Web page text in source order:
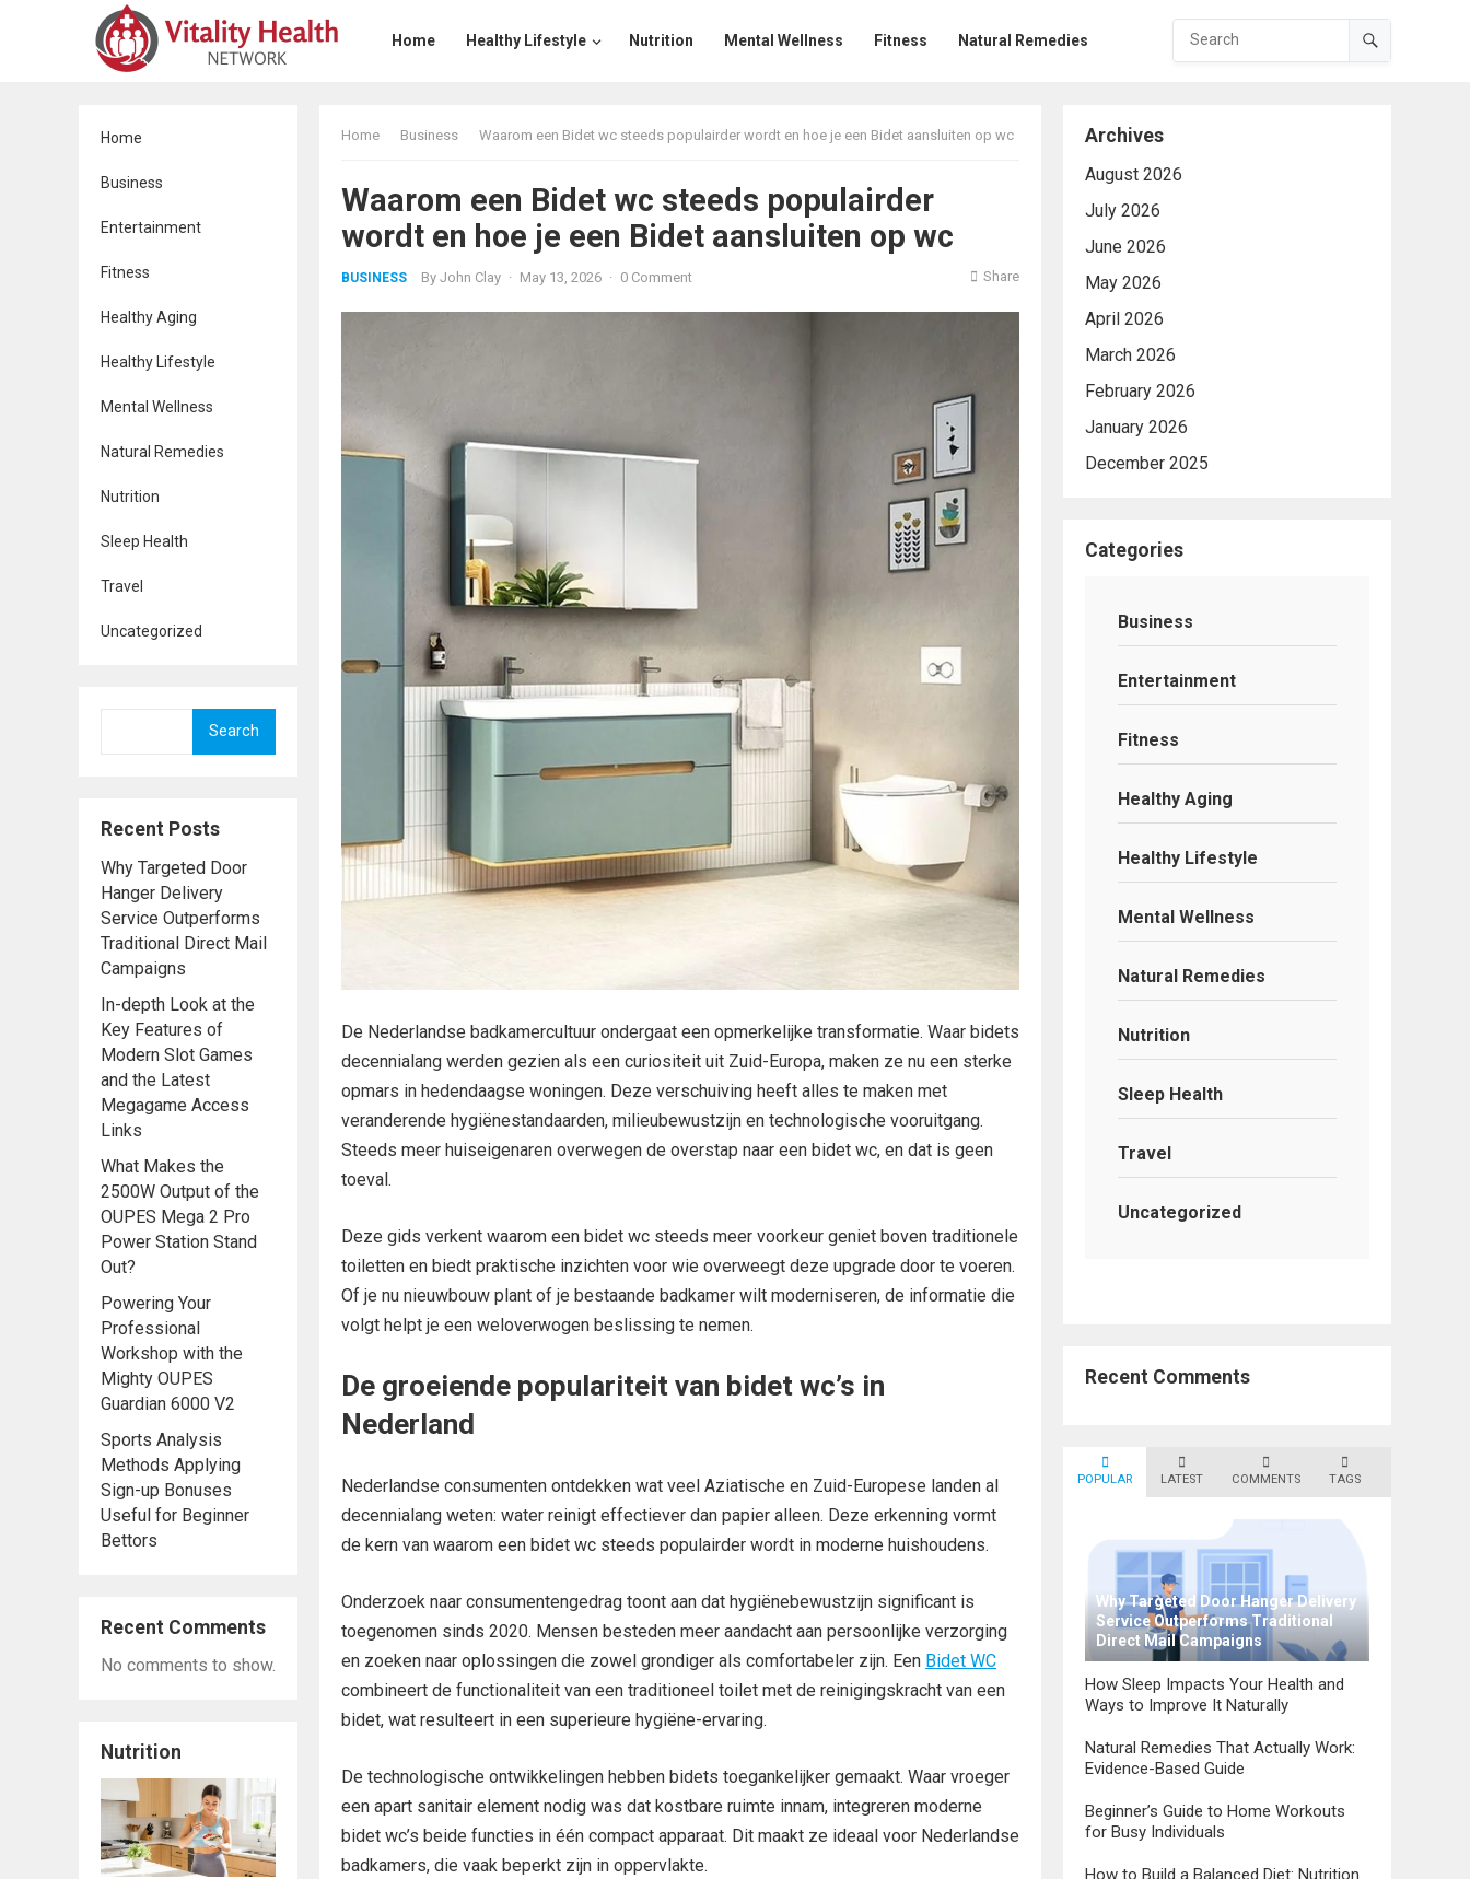
Home Healthy Lifestyle Nutrition Mental Wellness Fitness Natural Remedies
Home
Business
Entertainment
Fitness
Healthy Aging
Healthy Lifestyle
Mental Wellness
Natural Remedies
Nutrition
Sleep Health
Travel
Uncategorized
Search
Recent Posts
Why Targeted Door
Hanger Delivery
Service Outperforms
Traditional Direct Mail
Campaigns
In-depth Look at the
Key Features of
Modern Slot Games
and the Latest
Megagame Access
Links
What Makes the
2500W Output of the
OUPES Mega 2 Pro
Power Station Stand
Out?
Powering Your
Professional
Workshop with the
Mighty OUPES
Guardian 6000 V2
Sports Analysis
Methods Applying
Sign-up Bonuses
Useful for Beginner
Bettors
Recent Comments
No comments to show.
Nutrition
Home Business Waarom een Bidet wc steeds populairder wordt en hoe je een Bidet aansluiten op wc
Waarom een Bidet wc steeds populairder
wordt en hoe je een Bidet aansluiten op wc
BUSINESS By John Clay · May 13, 2026 · 0 Comment Share
De Nederlandse badkamercultuur ondergaat een opmerkelijke transformatie. Waar bidets
decennialang werden gezien als een curiositeit uit Zuid-Europa, maken ze nu een sterke
opmars in hedendaagse woningen. Deze verschuiving heeft alles te maken met
veranderende hygiënestandaarden, milieubewustzijn en technologische vooruitgang.
Steeds meer huiseigenaren overwegen de overstap naar een bidet wc, en dat is geen
toeval.
Deze gids verkent waarom een bidet wc steeds meer voorkeur geniet boven traditionele
toiletten en biedt praktische inzichten voor wie overweegt deze upgrade door te voeren.
Of je nu nieuwbouw plant of je bestaande badkamer wilt moderniseren, de informatie die
volgt helpt je een weloverwogen beslissing te nemen.
De groeiende populariteit van bidet wc’s in
Nederland
Nederlandse consumenten ontdekken wat veel Aziatische en Zuid-Europese landen al
decennialang weten: water reinigt effectiever dan papier alleen. Deze erkenning vormt
de kern van waarom een bidet wc steeds populairder wordt in moderne huishoudens.
Onderzoek naar consumentengedrag toont aan dat hygiënebewustzijn significant is
toegenomen sinds 2020. Mensen besteden meer aandacht aan persoonlijke verzorging
en zoeken naar oplossingen die zowel grondiger als comfortabeler zijn. Een Bidet WC
combineert de functionaliteit van een traditioneel toilet met de reinigingskracht van een
bidet, wat resulteert in een superieure hygiëne-ervaring.
De technologische ontwikkelingen hebben bidets toegankelijker gemaakt. Waar vroeger
een apart sanitair element nodig was dat kostbare ruimte innam, integreren moderne
bidet wc’s beide functies in één compact apparaat. Dit maakt ze ideaal voor Nederlandse
badkamers, die vaak beperkt zijn in oppervlakte.
Archives
August 2026
July 2026
June 2026
May 2026
April 2026
March 2026
February 2026
January 2026
December 2025
Categories
Business
Entertainment
Fitness
Healthy Aging
Healthy Lifestyle
Mental Wellness
Natural Remedies
Nutrition
Sleep Health
Travel
Uncategorized
Recent Comments
POPULAR LATEST COMMENTS TAGS
Why Targeted Door Hanger Delivery
Service Outperforms Traditional
Direct Mail Campaigns
How Sleep Impacts Your Health and
Ways to Improve It Naturally
Natural Remedies That Actually Work:
Evidence-Based Guide
Beginner’s Guide to Home Workouts
for Busy Individuals
How to Build a Balanced Diet: Nutrition